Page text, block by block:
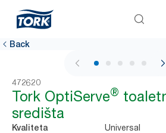
Back
1 / 5
472620
Tork OptiServe®
središta
Kvaliteta Universal